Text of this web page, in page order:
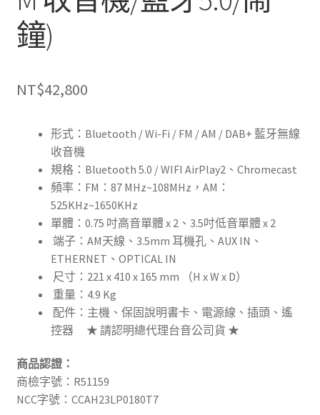
鐘)
NT$42,800
形式：Bluetooth / Wi-Fi / FM / AM / DAB+ 藍牙無線
收音機
規格：Bluetooth 5.0 / WIFI AirPlay2、Chromecast
頻率：FM：87 MHz~108MHz，AM：
525KHz~1650KHz
單體：0.75 吋高音單體 x 2、3.5吋低音單體 x 2
端子：AM天線、3.5mm 耳機孔、AUX IN、
ETHERNET、OPTICAL IN
尺寸：221 x 410 x 165 mm （H x W x D）
重量：4.9 Kg
配件：主機、保固說明書卡、電源線、插頭、遙
控器 ★ 請認明總代理台音公司貨 ★
商品認證：
商檢字號：R51159
NCC字號：CCAH23LP0180T7